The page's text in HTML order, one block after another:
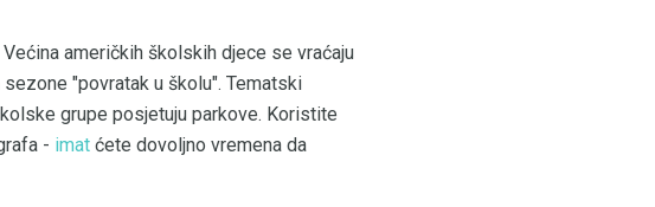
američkih školskih djece se vraćaju
"povratak u školu". Tematski
grupe posjetuju parkove. Koristite
- imat ćete dovoljno vremena da